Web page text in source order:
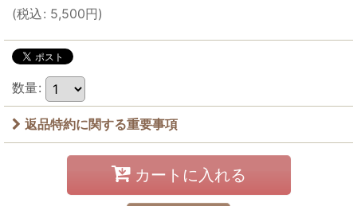
(税込: 5,500円)
数量:
返品特約に関する重要事項
カートに入れる